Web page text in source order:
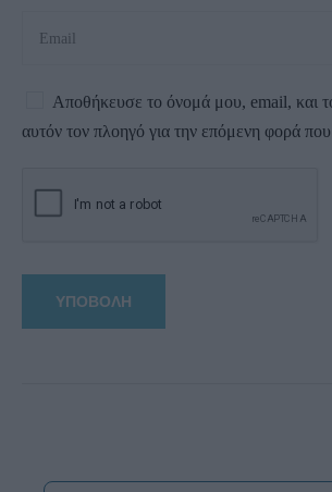
Αποθήκευσε το όνομά μου, email, και
αυτόν τον πλοηγό για την επόμενη φορά